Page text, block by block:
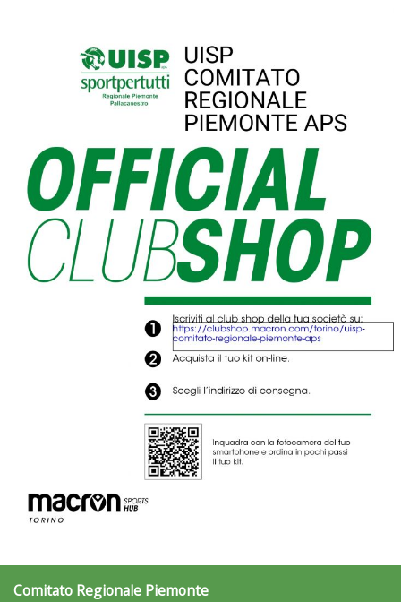
Luglio 2026: "Pensando con i piedi, si possono fare le
rivoluzioni"
Tiziano Pesce a Radio InBlu2000 traccia il bilancio della stagione
Comitato Regionale Piemonte